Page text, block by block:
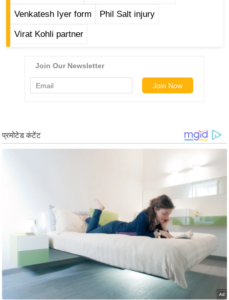
e
k
s
ला
लॉ
जी
Venkatesh Iyer form Phil Salt injury
Virat Kohli partner